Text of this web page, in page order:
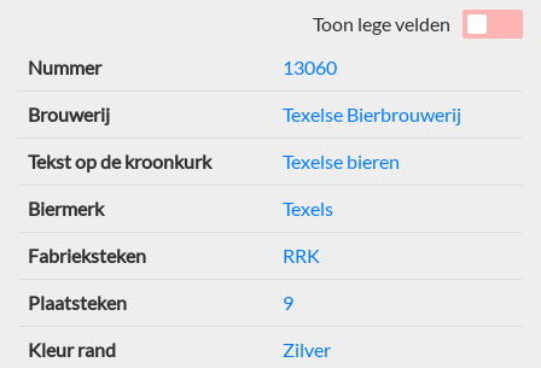
Toon lege velden
Nummer
13060
Brouwerij Texelse Bierbrouwerij
Tekst op de kroonkurk Texelse bieren
Biermerk Texels
Fabrieksteken RRK
Plaatsteken 9
Kleur rand Zilver